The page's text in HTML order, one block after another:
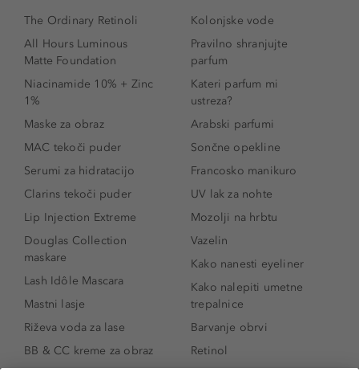
The Ordinary Retinoli
All Hours Luminous
Matte Foundation
Niacinamide 10% + Zinc
1%
Maske za obraz
MAC tekoči puder
Serumi za hidratacijo
Clarins tekoči puder
Lip Injection Extreme
Douglas Collection
maskare
Lash Idôle Mascara
Mastni lasje
Riževa voda za lase
BB & CC kreme za obraz
Kolonjske vode
Pravilno shranjujte
parfum
Kateri parfum mi
ustreza?
Arabski parfumi
Sončne opekline
Francosko manikuro
UV lak za nohte
Mozolji na hrbtu
Vazelin
Kako nanesti eyeliner
Kako nalepiti umetne
trepalnice
Barvanje obrvi
Retinol